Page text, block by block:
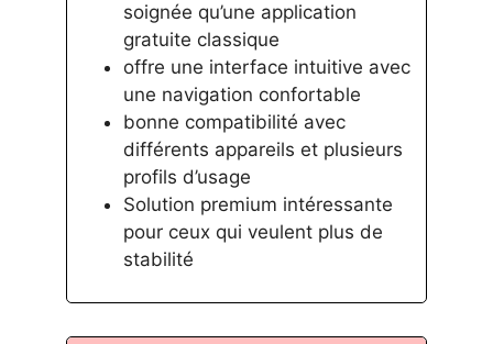
soignée qu’une application
gratuite classique
offre une interface intuitive avec
une navigation confortable
bonne compatibilité avec
différents appareils et plusieurs
profils d’usage
Solution premium intéressante
pour ceux qui veulent plus de
stabilité